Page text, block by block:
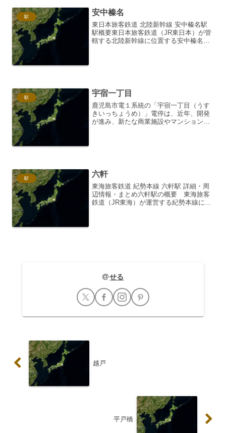
駅 安中榛名
東日本旅客鉄道 北陸新幹線 安中榛名駅
駅概要東日本旅客鉄道（JR東日本）が管
轄する北陸新幹線に位置する安中榛名駅
駅 宇宿一丁目
鹿児島市電１系統の「宇宿一丁目（うす
きいっちょうめ）」電停は、近年、開発
が進み、新たな商業施設やマンションが
駅 六軒
東海旅客鉄道 紀勢本線 六軒駅 詳細・周
辺情報・まとめ六軒駅の概要 東海旅客
鉄道（JR東海）が運営する紀勢本線に位
せる
越戸
平戸橋